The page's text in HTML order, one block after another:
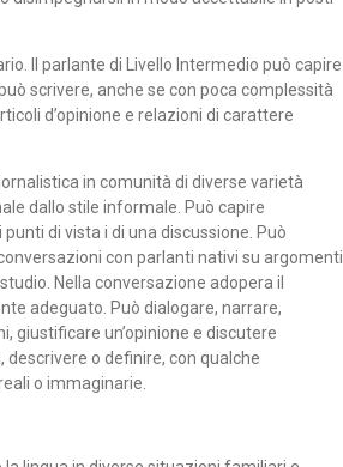
Il parlante di Livello Intermedio può capire
scrivere, anche se con poca complessità
d’opinione e relazioni di carattere
in comunità di diverse varietà
dallo stile informale. Può capire
di vista i di una discussione. Può
con parlanti nativi su argomenti
Nella conversazione adopera il
adeguato. Può dialogare, narrare,
giustificare un’opinione e discutere
descrivere o definire, con qualche
o immaginarie.